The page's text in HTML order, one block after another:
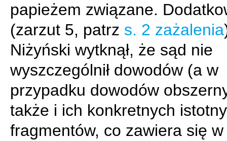
papieżem związane.
(zarzut 5, patrz s. 2 zażalenia
Niżyński wytknął, że sąd nie
wyszczególnił dowodów (a w
przypadku dowodów
także i ich konkretnych
fragmentów, co zawiera się